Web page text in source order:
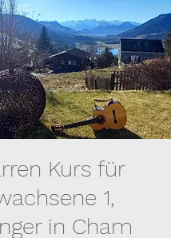
Kurs für
1,
in Cham